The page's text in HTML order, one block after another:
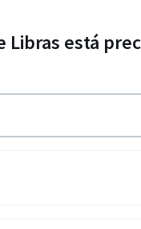
Libras está